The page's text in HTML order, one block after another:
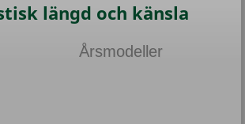
längd och känsla
Årsmodeller